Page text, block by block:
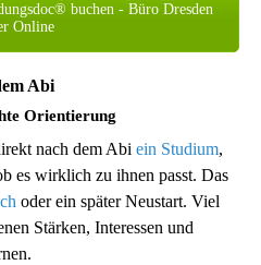
buchen - Büro Dresden
Online
Abi
Orientierung
nach dem Abi ein Studium,
es wirklich zu ihnen passt. Das
oder ein später Neustart. Viel
Stärken, Interessen und